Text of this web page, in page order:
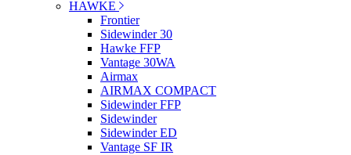
HAWKE
Frontier
Sidewinder 30
Hawke FFP
Vantage 30WA
Airmax
AIRMAX COMPACT
Sidewinder FFP
Sidewinder
Sidewinder ED
Vantage SF IR